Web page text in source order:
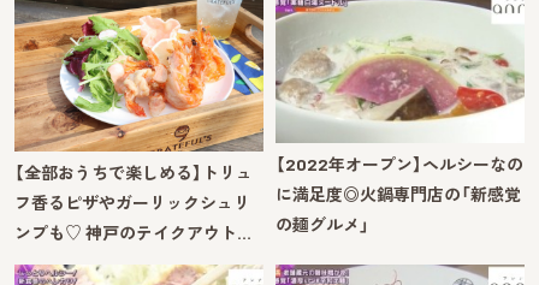
【全部おうちで楽しめる】トリュ
フ香るピザやガーリックシュリ
ンプも♡ 神戸のテイクアウト…
【2022年オープン】ヘルシーなの
に満足度◎火鍋専門店の「新感覚
の麺グルメ」